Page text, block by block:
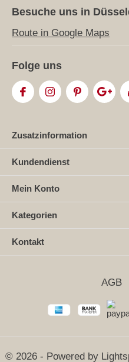
Besuche uns in
Route in Google Maps
Folge uns
Zusatzinformation
Kundendienst
Mein Konto
Kategorien
Kontakt
© 2026 - Powered by
AGB